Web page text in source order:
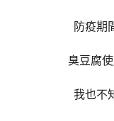
防疫期
臭豆腐
我也不